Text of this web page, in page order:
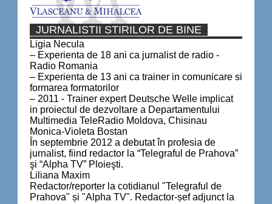
JURNALISTII STIRILOR DE BINE
Ligia Necula
– Experienta de 18 ani ca jurnalist de radio -
Radio Romania
– Experienta de 13 ani ca trainer in comunicare si
formarea formatorilor
– 2011 - Trainer expert Deutsche Welle implicat
in proiectul de dezvoltare a Departamentului
Multimedia TeleRadio Moldova, Chisinau
Monica-Violeta Bostan
În septembrie 2012 a debutat în profesia de
jurnalist, fiind redactor la “Telegraful de Prahova”
şi “Alpha TV” Ploieşti.
Liliana Maxim
Redactor/reporter la cotidianul "Telegraful de
Prahova" și "Alpha TV". Redactor-șef adjunct la